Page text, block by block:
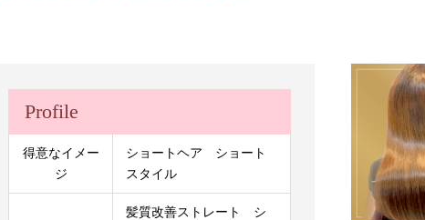
Profile
得意なイメー
ジ
ショートヘア ショート
スタイル
髪質改善ストレート シ